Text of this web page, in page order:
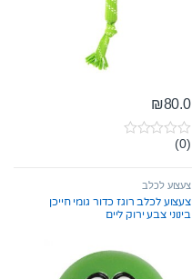
₪80.0
0
t
o
f
5
(0)
צעצוע לכלב
צעצוע לכלב רוגז כדור גומי חייכן
בינוני צבע ירוק ליים